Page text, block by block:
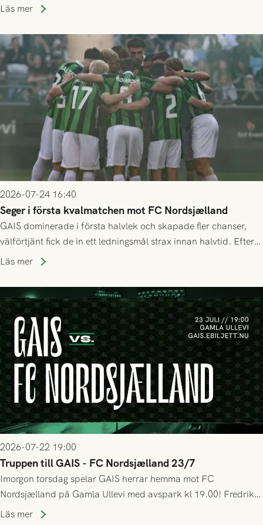
Allsvenskan! Avspark kl 16.30 på söndag 26/7.
Läs mer
2026-07-24 16:40
Seger i första kvalmatchen mot FC Nordsjælland
GAIS dominerade i första halvlek och skapade fler chanser,
välförtjänt fick de in ett ledningsmål strax innan halvtid. Efter
halvtidsvilan sjönk tempot när Nordsjälland tilläts ha mer av
seger! Matchfoto: Mikael Josefsson & Lasse Ekström
Läs mer
2026-07-22 19:00
Truppen till GAIS - FC Nordsjælland 23/7
Imorgon torsdag spelar GAIS herrar hemma mot FC
Nordsjælland på Gamla Ullevi med avspark kl 19.00! Fredrik
Holmberg och ledarstaben har tagit ut följande trupp till
Läs mer